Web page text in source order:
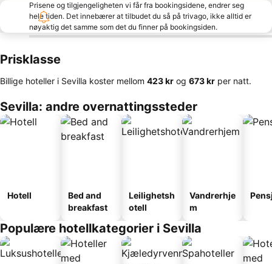
Prisene og tilgjengeligheten vi får fra bookingsidene, endrer seg
hele tiden. Det innebærer at tilbudet du så på trivago, ikke alltid er
nøyaktig det samme som det du finner på bookingsiden.
Prisklasse
Billige hoteller i Sevilla koster mellom ‎423 kr og ‎673 kr per natt.
Sevilla: andre overnattingssteder
Hotell
Bed and
breakfast
Leilighetsh
otell
Vandrerhje
m
Populære hotellkategorier i Sevilla